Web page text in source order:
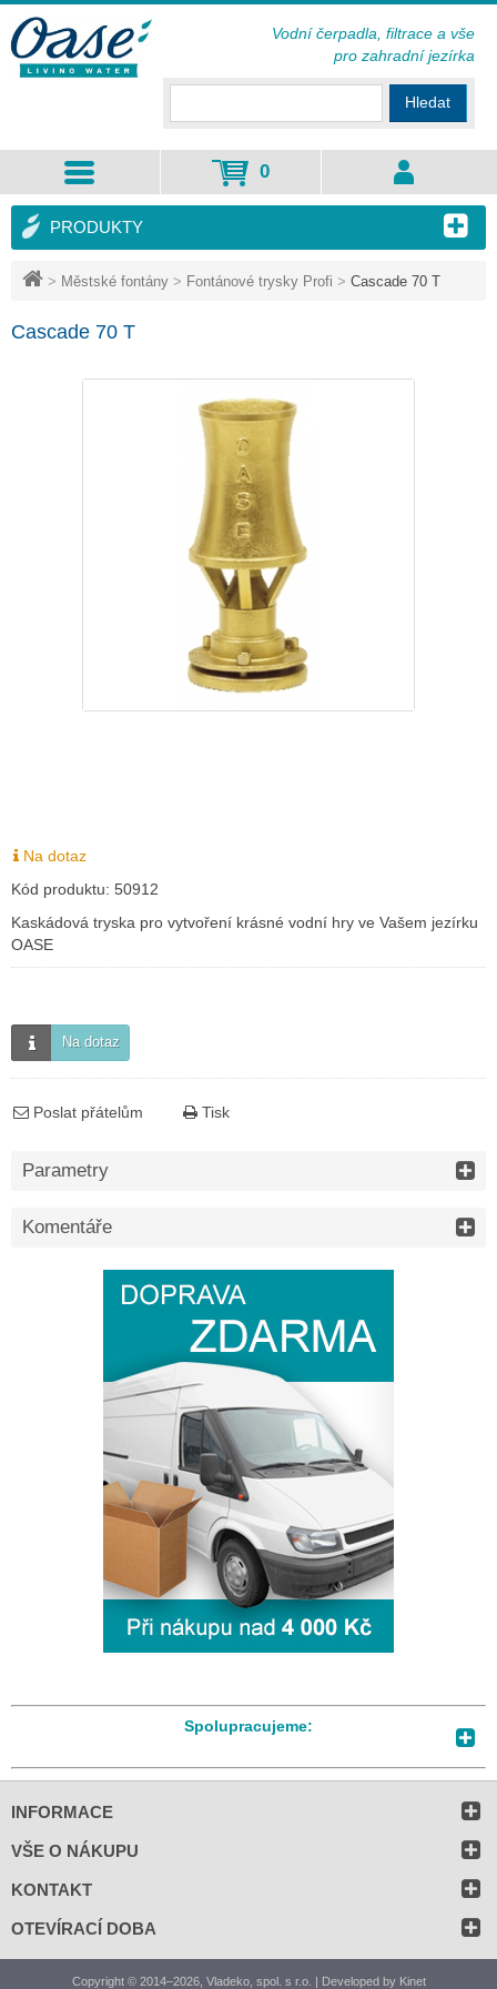
> Městské fontány > Fontánové trysky Profi > Cascade 70 T
Cascade 70 T
Na dotaz
Kód produktu: 50912
Kaskádová tryska pro vytvoření krásné vodní hry ve Vašem jezírku
OASE
Na dotaz
Poslat přátelům Tisk
Parametry
Komentáře
PRODUKTY
Spolupracujeme:
Hledat
0
Vodní čerpadla, filtrace a vše
pro zahradní jezírka
INFORMACE
VŠE O NÁKUPU
KONTAKT
OTEVÍRACÍ DOBA
Copyright © 2014–2026, Vladeko, spol. s r.o. | Developed by Kinet